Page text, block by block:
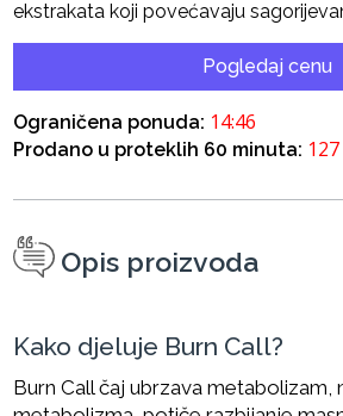
ekstrakata koji povećavaju
Pogledaj cenu
Ograničena ponuda: 14:45
Prodano u proteklih 60 minuta: 127
Opis proizvoda
Kako djeluje Burn Call?
Burn Call čaj ubrzava metabolizam,